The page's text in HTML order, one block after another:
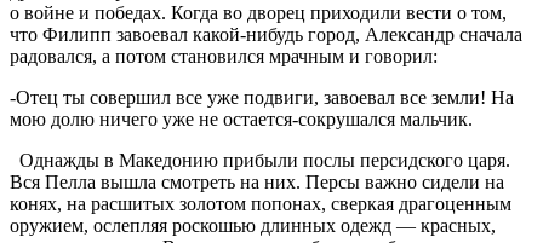
о войне и победах. Когда во дворец приходили вести о том,
что Филипп завоевал какой-нибудь город, Александр сначала
радовался, а потом становился мрачным и говорил:
-Отец ты совершил все уже подвиги, завоевал все земли! На
мою долю ничего уже не остается-сокрушался мальчик.
Однажды в Македонию прибыли послы персидского царя.
Вся Пелла вышла смотреть на них. Персы важно сидели на
конях, на расшитых золотом попонах, сверкая драгоценным
оружием, ослепляя роскошью длинных одежд — красных,